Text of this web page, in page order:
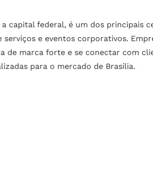
a capital federal, é um dos principais
serviços e eventos corporativos.
de marca forte e se conectar com
para o mercado de Brasília.